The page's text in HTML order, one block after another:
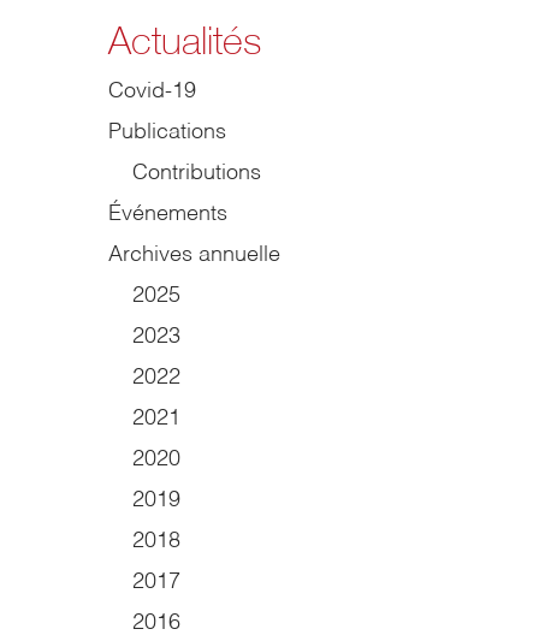
Actualités
Covid-19
Publications
Contributions
Événements
Archives annuelle
2025
2023
2022
2021
2020
2019
2018
2017
2016